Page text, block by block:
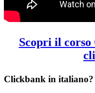
Scopri il corso
Clickbank in italiano?